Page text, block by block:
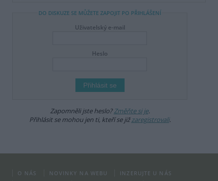
DO DISKUZE SE MŮŽETE ZAPOJIT PO PŘIHLÁŠENÍ
Uživatelský e-mail
Heslo
Zapomněli jste heslo?Změňte si je.
Přihlásit se mohou jen ti, kteří se jižzaregistrovali.
O NÁS NOVINKY NA WEBU
INZERUJTE U NÁS